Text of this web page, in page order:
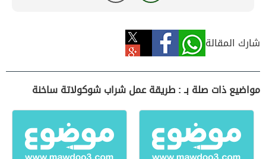
شارك المقالة
مواضيع ذات صلة بـ : طريقة عمل شراب شوكولاتة ساخنة